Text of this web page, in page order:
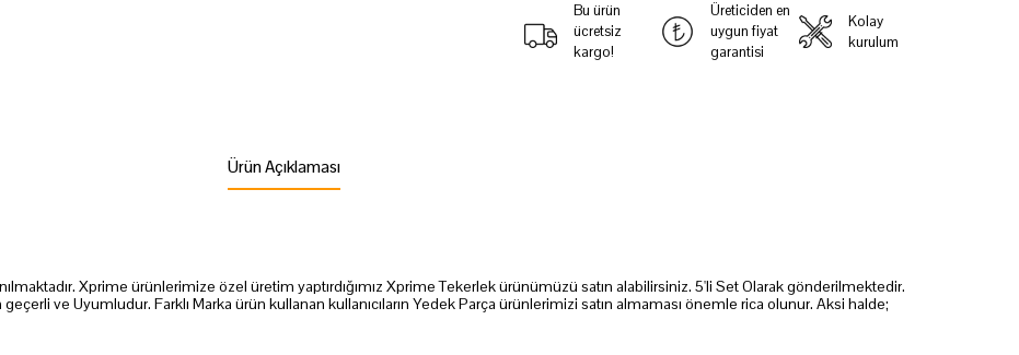
Bu ürün
ücretsiz
kargo!
Üreticiden en
uygun fiyat
garantisi
Kolay
kurulum
Ürün Açıklaması
Xprime ürünlerimize özel üretim yaptırdığımız Xprime Tekerlek ürünümüzü satın alabilirsiniz. 5'li Set Olarak gönderilmektedir.
ve Uyumludur. Farklı Marka ürün kullanan kullanıcıların Yedek Parça ürünlerimizi satın almaması önemle rica olunur. Aksi halde;